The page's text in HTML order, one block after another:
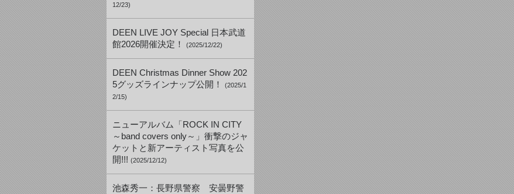
12/23)
DEEN LIVE JOY Special 日本武道
館2026開催決定！
(2025/12/22)
DEEN Christmas Dinner Show 202
5グッズラインナップ公開！
(2025/1
2/15)
ニューアルバム「ROCK IN CITY
～band covers only～」衝撃のジャ
ケットと新アーティスト写真を公
開!!! (2025/12/12)
池森秀一：長野県警察 安曇野警